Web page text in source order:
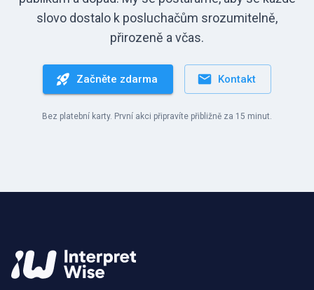
slovo dostalo k posluchačům srozumitelně,
přirozeně a včas.
Začněte zdarma Kontakt
Bez platební karty. První akci připravíte přibližně za 15 minut.